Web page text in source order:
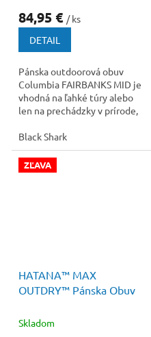
84,95 € / ks
DETAIL
Pánska outdoorová obuv
Columbia FAIRBANKS MID je
vhodná na ľahké túry alebo
len na prechádzky v prírode,
ochranu....
Black Shark
ZĽAVA
HATANA™ MAX
OUTDRY™ Pánska Obuv
Skladom